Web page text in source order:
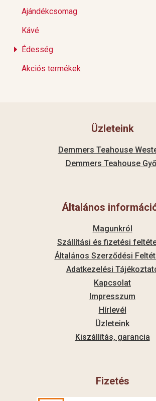
Ajándékcsomag
Kávé
Édesség
Akciós termékek
Üzleteink
Demmers Teahouse
Demmers Teahouse
Általános
Magunkról
Szállítási és fizetési
Általános Szerződési
Adatkezelési
Kapcsolat
Impresszum
Hírlevél
Üzleteink
Kiszállítás, garancia
Fizetés